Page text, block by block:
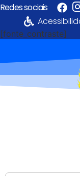
Redes sociais
[fonte_contraste]